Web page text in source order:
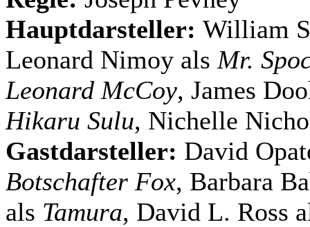
Hauptdarsteller: William
Leonard Nimoy als Mr.
Leonard McCoy, James
Hikaru Sulu, Nichelle
Gastdarsteller: David
Botschafter Fox, Barbara
als Tamura, David L. Ross